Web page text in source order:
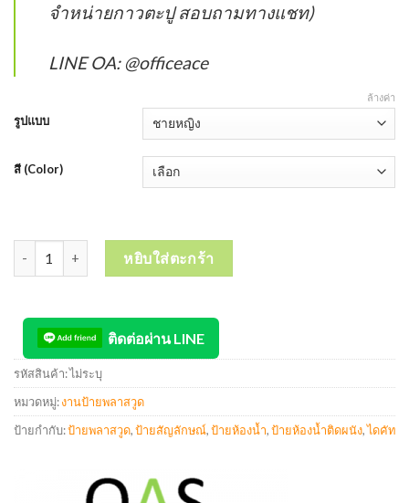
จำหน่ายกาวตะปู สอบถามทางแชท)
LINE OA: @officeace
รูปแบบ
สี (Color)
ล้างค่า
จำนวน Die-cut Plastwood Toilet Sign ป้ายสัญลักษณ์ ป้ายห้องน้ำ ป้
หยิบใส่ตะกร้า
ติดต่อผ่าน LINE
รหัสสินค้า:ไม่ระบุ
หมวดหมู่:งานป้ายพลาสวูด
ป้ายกำกับ:ป้ายพลาสวูด,ป้ายสัญลักษณ์,ป้ายห้องน้ำ,ป้ายห้องน้ำติดผนัง,ไดคัท